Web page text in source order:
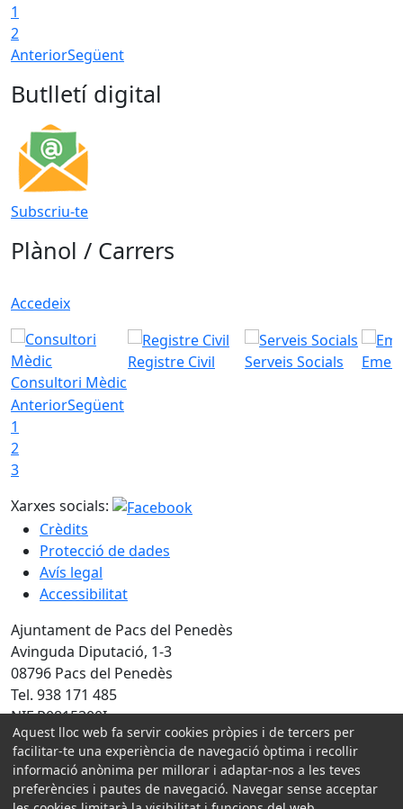
1
2
AnteriorSegüent
Butlletí digital
Subscriu-te
Plànol / Carrers
Accedeix
Consultori Mèdic
Registre Civil Serveis Socials
AnteriorSegüent
1
2
3
Xarxes socials:
Crèdits
Protecció de dades
Avís legal
Accessibilitat
Ajuntament de Pacs del Penedès
Avinguda Diputació, 1-3
08796 Pacs del Penedès
Tel. 938 171 485
NIF P0815300I
Amb la col·laboració de:
Aquest lloc web fa servir cookies pròpies i de tercers per
facilitar-te una experiència de navegació òptima i recollir
informació anònima per millorar i adaptar-nos a les teves
preferències i pautes de navegació. Navegar sense acceptar